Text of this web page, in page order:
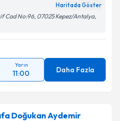
Haritada Göster
Cad No:96, 07025 Kepez/Antalya,
Yarın
11:00 Daha Fazla
Doğukan Aydemir